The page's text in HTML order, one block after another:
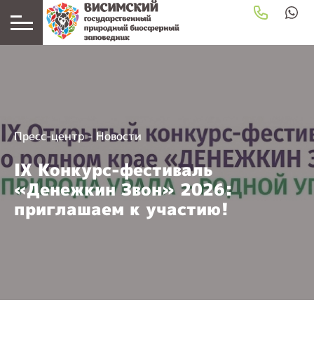
Пресс-центр- Новости
IX Конкурс-фестиваль
«Денежкин Звон» 2026:
приглашаем к участию!